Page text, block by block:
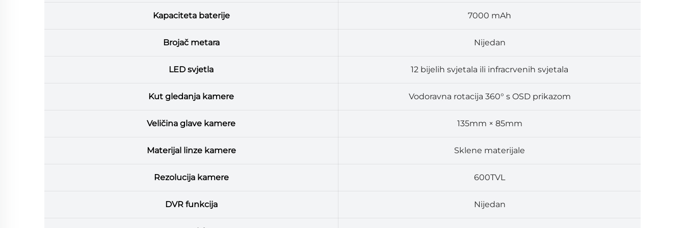
Kapaciteta baterije 7000 mAh
Brojač metara Nijedan
LED svjetla 12 bijelih svjetala ili infracrvenih svjetala
Kut gledanja kamere Vodoravna rotacija 360° s OSD prikazom
Veličina glave kamere 135mm × 85mm
Materijal linze kamere Sklene materijale
Rezolucija kamere 600TVL
DVR funkcija Nijedan